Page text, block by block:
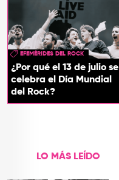
EFEMÉRIDES DEL ROCK
¿Por qué el 13 de julio se
celebra el Día Mundial
del Rock?
LO MÁS LEÍDO